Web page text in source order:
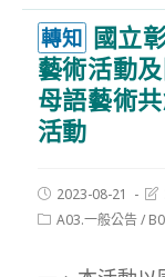
轉知 國立
藝術活動
母語藝術
活動
Post
published:
2023-08-21
PostA03.一般公告/